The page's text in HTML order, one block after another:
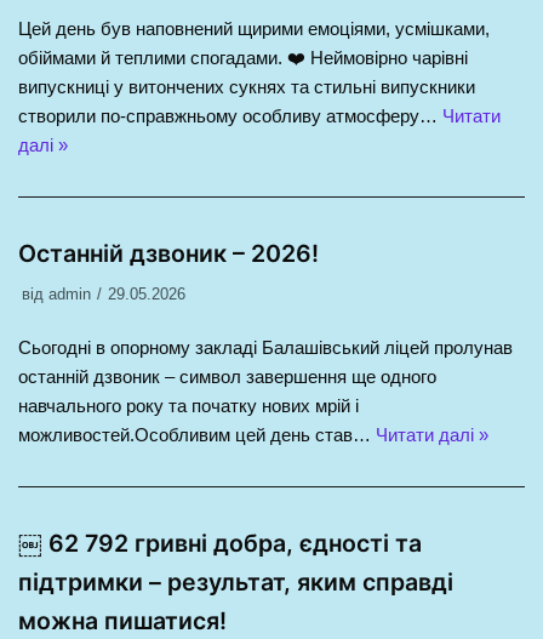
Цей день був наповнений щирими емоціями, усмішками,
обіймами й теплими спогадами. ❤️ Неймовірно чарівні
випускниці у витончених сукнях та стильні випускники
створили по-справжньому особливу атмосферу… Читати
далі »
Останній дзвоник – 2026!
від admin 29.05.2026
Сьогодні в опорному закладі Балашівський ліцей пролунав
останній дзвоник – символ завершення ще одного
навчального року та початку нових мрій і
можливостей.Особливим цей день став… Читати далі »
￼ 62 792 гривні добра, єдності та
підтримки – результат, яким справді
можна пишатися!